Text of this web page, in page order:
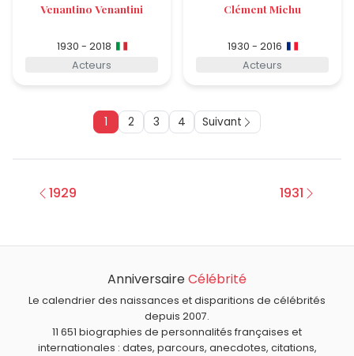
Venantino Venantini
1930 - 2018
Acteurs
Clément Michu
1930 - 2016
Acteurs
1 2 3 4 Suivant
1929 1931
AnniversaireCélébrité
Le calendrier des naissances et disparitions de célébrités
depuis 2007.
11 651 biographies de personnalités françaises et
internationales : dates, parcours, anecdotes, citations,